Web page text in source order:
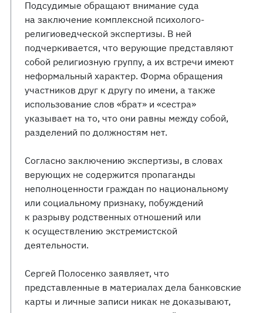
Подсудимые обращают внимание суда
на заключение комплексной психолого-
религиоведческой экспертизы. В ней
подчеркивается, что верующие представляют
собой религиозную группу, а их встречи имеют
неформальный характер. Форма обращения
участников друг к другу по имени, а также
использование слов «брат» и «сестра»
указывает на то, что они равны между собой,
разделений по должностям нет.
Согласно заключению экспертизы, в словах
верующих не содержится пропаганды
неполноценности граждан по национальному
или социальному признаку, побуждений
к разрыву родственных отношений или
к осуществлению экстремистской
деятельности.
Сергей Полосенко заявляет, что
представленные в материалах дела банковские
карты и личные записи никак не доказывают,